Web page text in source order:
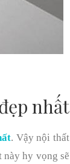
nhất
. Vậy nội thất
hy vọng sẽ